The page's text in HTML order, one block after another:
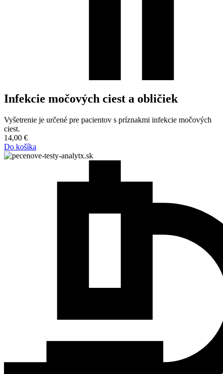
Infekcie močových ciest a obličiek
Vyšetrenie je určené pre pacientov s príznakmi infekcie močových
ciest.
14,00 €
Do košíka